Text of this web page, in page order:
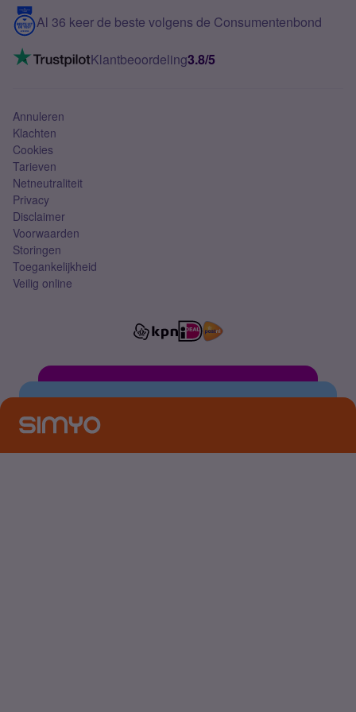
5G internet
Mobiel internet
Mobiel abonnement
Contact
VoLTE 4G bellen
Al 36 keer de beste volgens de Consumentenbond
Klantbeoordeling3.8/5
Annuleren
Klachten
Cookies
Tarieven
Netneutraliteit
Privacy
Disclaimer
Voorwaarden
Storingen
Toegankelijkheid
Veilig online